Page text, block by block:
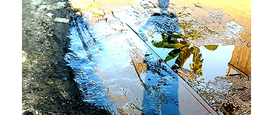
2020
Les Afriques de
demain
“On sent derrière l’objectif, des enfants, des